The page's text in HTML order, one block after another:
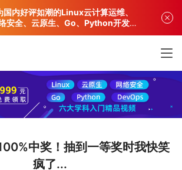
中奖！抽到一等奖时我快笑
疯了...
内好评如潮的Linux云计算运维、
安全、云原生、Go、Python开发专